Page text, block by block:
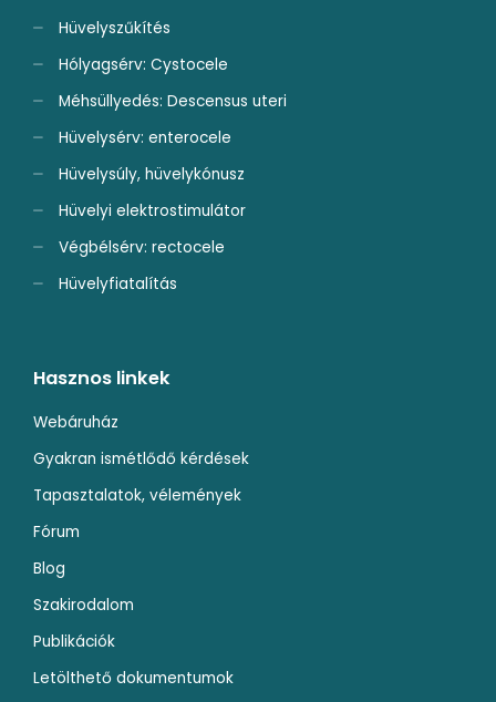
Hasznos linkek
Webáruház
Gyakran ismétlődő kérdések
Tapasztalatok, vélemények
Fórum
Blog
Szakirodalom
Publikációk
Letölthető dokumentumok
Hüvelyszűkítés
Hólyagsérv: Cystocele
Méhsüllyedés: Descensus uteri
Hüvelysérv: enterocele
Hüvelysúly, hüvelykónusz
Hüvelyi elektrostimulátor
Végbélsérv: rectocele
Hüvelyfiatalítás